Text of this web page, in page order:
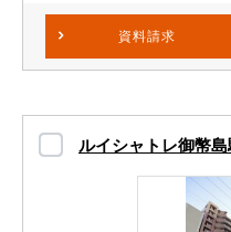
資料請求
ルイシャトレ御幣